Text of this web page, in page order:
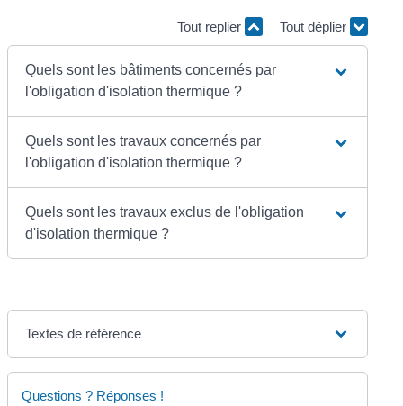
Tout replier Tout déplier
Quels sont les bâtiments concernés par
l'obligation d'isolation thermique ?
Quels sont les travaux concernés par
l'obligation d'isolation thermique ?
Quels sont les travaux exclus de l'obligation
d'isolation thermique ?
Textes de référence
Questions ? Réponses !